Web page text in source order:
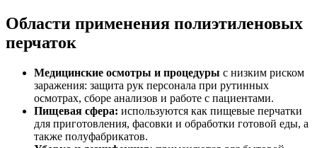
Области применения полиэтиленовых
перчаток
Медицинские осмотры и процедуры с низким риском
заражения: защита рук персонала при рутинных
осмотрах, сборе анализов и работе с пациентами.
Пищевая сфера: используются как пищевые перчатки
для приготовления, фасовки и обработки готовой еды, а
также полуфабрикатов.